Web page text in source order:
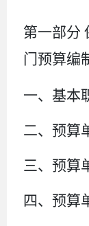
第一部分
门预算编
一、基本
二、预算
三、预算
四、 预算